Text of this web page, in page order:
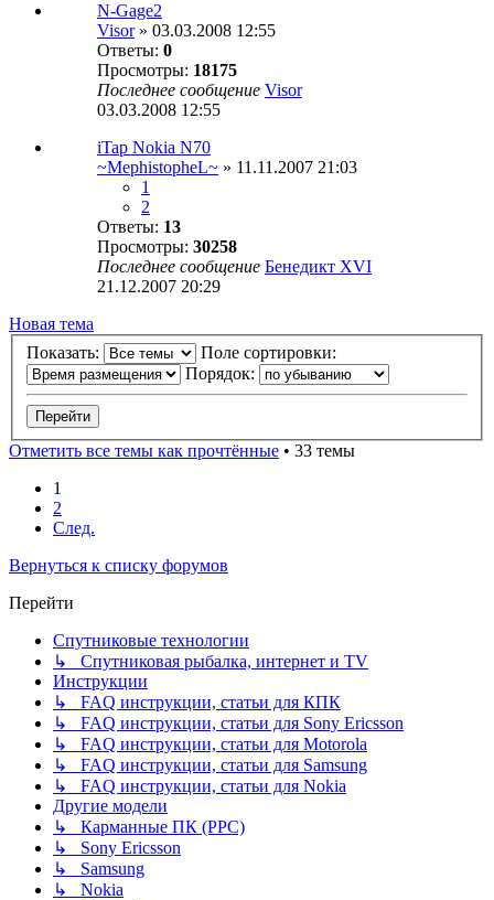
N-Gage2
Visor» 03.03.2008 12:55
Ответы: 0
Просмотры: 18175
Последнее сообщение Visor
03.03.2008 12:55
iTap Nokia N70
~MephistopheL~ » 11.11.2007 21:03
1
2
Ответы: 13
Просмотры: 30258
Последнее сообщение Бенедикт XVI
21.12.2007 20:29
Новая тема
Показать:
Поле сортировки:
Порядок:
Отметить все темы как прочтённые • 33 темы
1
2
След.
Вернуться к списку форумов
Перейти
Спутниковые технологии
↳ Спутниковая рыбалка, интернет и TV
Инструкции
↳ FAQ инструкции, статьи для КПК
↳ FAQ инструкции, статьи для Sony Ericsson
↳ FAQ инструкции, статьи для Motorola
↳ FAQ инструкции, статьи для Samsung
↳ FAQ инструкции, статьи для Nokia
Другие модели
↳ Карманные ПК (PPC)
↳ Sony Ericsson
↳ Samsung
↳ Nokia